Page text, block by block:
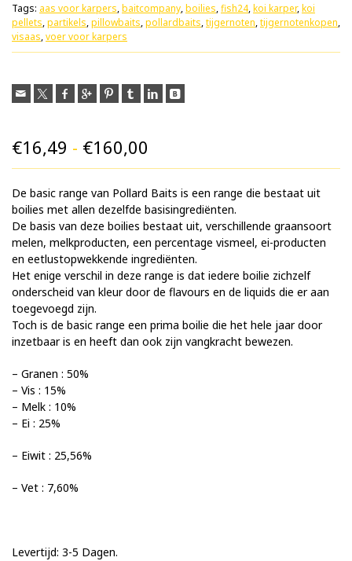
Tags: aas voor karpers,baitcompany,boilies,fish24,koi karper,koi
pellets,partikels,pillowbaits,pollardbaits,tijgernoten,tijgernotenkopen,
visaas,voer voor karpers
€16,49 - €160,00
€16,49
tot
€160,00
De basic range van Pollard Baits is een range die bestaat uit
boilies met allen dezelfde basisingrediënten.
De basis van deze boilies bestaat uit, verschillende graansoort
melen, melkproducten, een percentage vismeel, ei-producten
en eetlustopwekkende ingrediënten.
Het enige verschil in deze range is dat iedere boilie zichzelf
onderscheid van kleur door de flavours en de liquids die er aan
toegevoegd zijn.
Toch is de basic range een prima boilie die het hele jaar door
inzetbaar is en heeft dan ook zijn vangkracht bewezen.
– Granen : 50%
– ⁠Vis : 15%
– ⁠Melk : 10%
– ⁠Ei : 25%
– Eiwit : 25,56%
– ⁠Vet : 7,60%
Levertijd: 3-5 Dagen.